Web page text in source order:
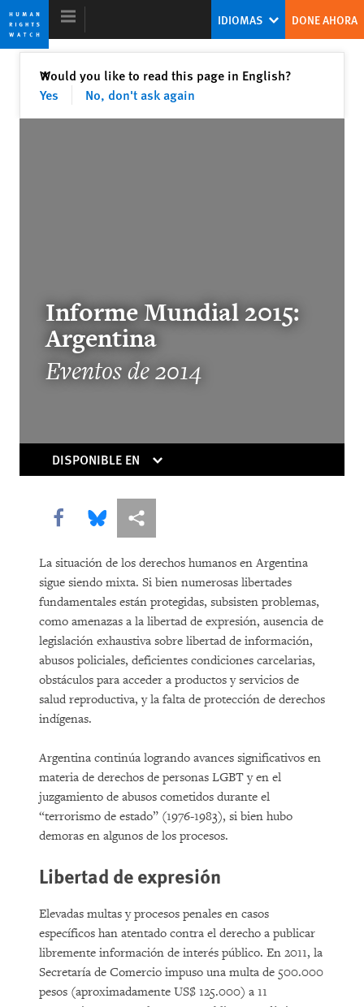
Skip
to
cookie
privacy
Skip
to
main
content
Informe Mundial 2015
Internet en la encrucijada
COMPRAR
DOWNLOAD
IDIOMAS DONE AHORA
Would you like to read this page in English?
Yes
No, don't ask again
✕Cerrar
Informe Mundial 2015:
Argentina
Eventos de 2014
DISPONIBLE EN
Share this via Facebook
Share this via Bluesky
Share this via Compartir
La situación de los derechos humanos en Argentina
sigue siendo mixta. Si bien numerosas libertades
fundamentales están protegidas, subsisten problemas,
como amenazas a la libertad de expresión, ausencia de
legislación exhaustiva sobre libertad de información,
abusos policiales, deficientes condiciones carcelarias,
obstáculos para acceder a productos y servicios de
salud reproductiva, y la falta de protección de derechos
indígenas.
Argentina continúa logrando avances significativos en
materia de derechos de personas LGBT y en el
juzgamiento de abusos cometidos durante el
“terrorismo de estado” (1976-1983), si bien hubo
demoras en algunos de los procesos.
Libertad de expresión
Elevadas multas y procesos penales en casos
específicos han atentado contra el derecho a publicar
libremente información de interés público. En 2011, la
Secretaría de Comercio impuso una multa de 500.000
pesos (aproximadamente US$ 125.000) a 11